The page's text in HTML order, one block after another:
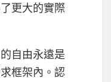
更大的實際
自由永遠是
框架內。認